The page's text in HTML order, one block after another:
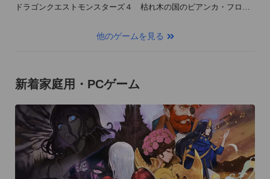
ドラゴンクエストモンスターズ４ 枯れ木の国のビアンカ・フロー
他のゲームを見る
新着家庭用・PCゲーム